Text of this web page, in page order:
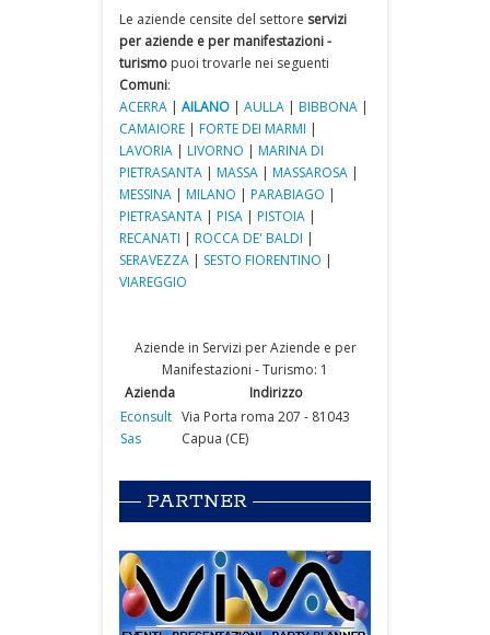
Le aziende censite del settore servizi
per aziende e per manifestazioni -
turismo puoi trovarle nei seguenti
Comuni:
ACERRA | AILANO | AULLA | BIBBONA |
CAMAIORE | FORTE DEI MARMI |
LAVORIA | LIVORNO | MARINA DI
PIETRASANTA | MASSA | MASSAROSA |
MESSINA | MILANO | PARABIAGO |
PIETRASANTA | PISA | PISTOIA |
RECANATI | ROCCA DE' BALDI |
SERAVEZZA | SESTO FIORENTINO |
VIAREGGIO
Aziende in Servizi per Aziende e per
Manifestazioni - Turismo: 1
Azienda
Indirizzo
Econsult
Sas
Via Porta roma 207 - 81043
Capua (CE)
PARTNER